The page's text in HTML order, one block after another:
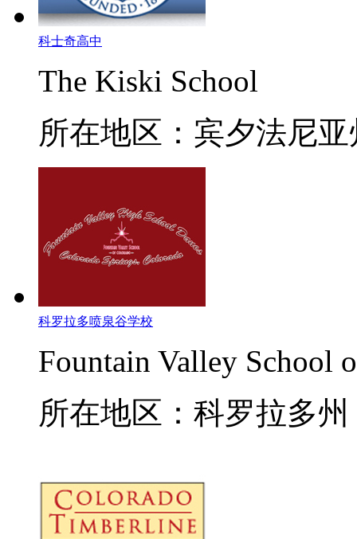
科士奇高中
The Kiski School
所在地区：宾夕法尼亚
科罗拉多喷泉谷学校
Fountain Valley School
所在地区：科罗拉多州